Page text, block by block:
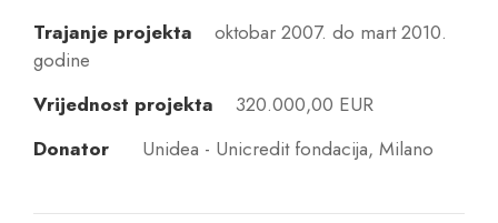
Trajanje projekta
oktobar 2007. do mart 2010.
godine
Vrijednost projekta
320.000,00 EUR
Donator
Unidea - Unicredit fondacija, Milano